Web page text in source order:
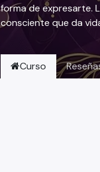
forma de expresarte.
consciente que da
Curso